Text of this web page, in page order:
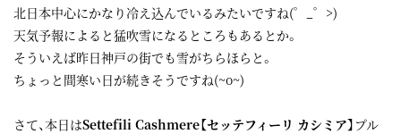
北日本中心にかなり冷え込んでいるみたいですね(゜_゜>)
天気予報によると猛吹雪になるところもあるとか。
そういえば昨日神戸の街でも雪がちらほらと。
ちょっと間寒い日が続きそうですね(~o~)
さて、本日はSettefili Cashmere【セッテフィーリ カシミア】 プル